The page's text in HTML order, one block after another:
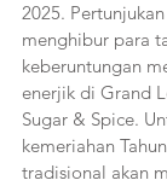
2025.
menghibur para
keberuntungan
enerjik di Grand
Sugar & Spice.
kemeriahan
tradisional akan